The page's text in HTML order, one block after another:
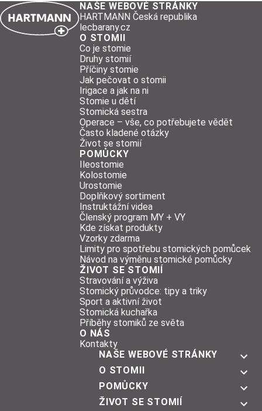
NAŠE WEBOVÉ STRÁNKY
HARTMANN Česká republika
lecbarany.cz
O STOMII
Co je stomie
Druhy stomií
Příčiny stomie
Jak pečovat o stomii
Irigace a jak na ni
Stomie u dětí
Stomická sestra
Operace – vše, co potřebujete vědět
Často kladené otázky
Život se stomií
POMŮCKY
Ileostomie
Kolostomie
Urostomie
Doplňkový sortiment
Instruktážní videa
Členský program MY + VY
Kde získat produkty
Vzorky zdarma
Limity pro spotřebu stomických pomůcek
Návod na výměnu stomické pomůcky
ŽIVOT SE STOMIÍ
Stravování a výživa
Stomický průvodce: tipy a triky
Sport a aktivní život
Stomická kuchařka
Příběhy stomiků ze světa
O NÁS
Kontakty
NAŠE WEBOVÉ STRÁNKY
O STOMII
POMŮCKY
ŽIVOT SE STOMIÍ